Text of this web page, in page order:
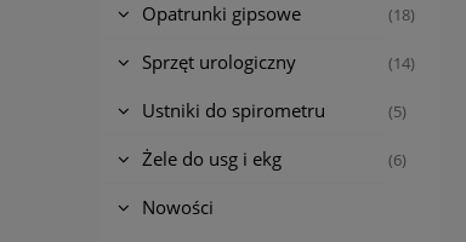
Opatrunki gipsowe (18)
Sprzęt urologiczny (14)
Ustniki do spirometru (5)
Żele do usg i ekg (6)
Nowości